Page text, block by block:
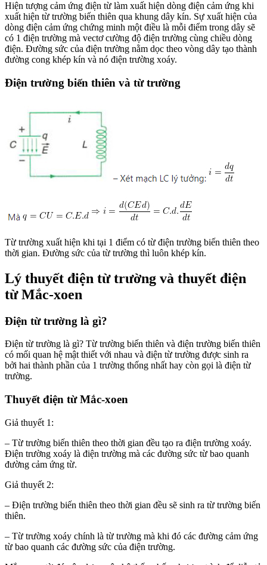
Hiện tượng cảm ứng điện từ làm xuất hiện dòng điện cảm ứng khi
xuất hiện từ trường biến thiên qua khung dây kín. Sự xuất hiện của
dòng điện cảm ứng chứng minh một điều là mỗi điểm trong dây sẽ
có 1 điện trường mà vectơ cường độ điện trường cùng chiều dòng
điện. Đường sức của điện trường nằm dọc theo vòng dây tạo thành
đường cong khép kín và nó điện trường xoáy.
Điện trường biến thiên và từ trường
Từ trường xuất hiện khi tại 1 điểm có từ điện trường biến thiên theo
thời gian. Đường sức của từ trường thì luôn khép kín.
Lý thuyết điện từ trường và thuyết điện
từ Mắc-xoen
Điện từ trường là gì?
Điện từ trường là gì? Từ trường biến thiên và điện trường biến thiên
có mối quan hệ mật thiết với nhau và điện từ trường được sinh ra
bởi hai thành phần của 1 trường thống nhất hay còn gọi là điện từ
trường.
Thuyết điện từ Mắc-xoen
Giả thuyết 1:
– Từ trường biến thiên theo thời gian đều tạo ra điện trường xoáy.
Điện trường xoáy là điện trường mà các đường sức từ bao quanh
đường cảm ứng từ.
Giả thuyết 2:
– Điện trường biến thiên theo thời gian đều sẽ sinh ra từ trường biến
thiên.
– Từ trường xoáy chính là từ trường mà khi đó các đường cảm ứng
từ bao quanh các đường sức của điện trường.